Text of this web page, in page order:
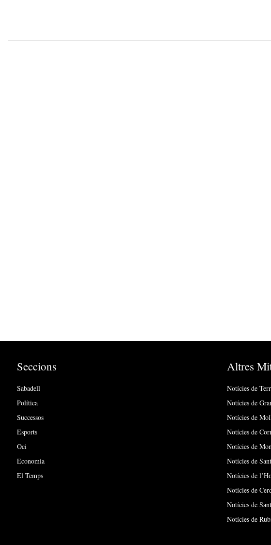
Seccions
Sabadell
Política
Successos
Esports
Oci
Economia
El Temps
Altres
Notícies de
Notícies de
Notícies de
Notícies de
Notícies de
Notícies de
Notícies de
Notícies de
Notícies de
Notícies de